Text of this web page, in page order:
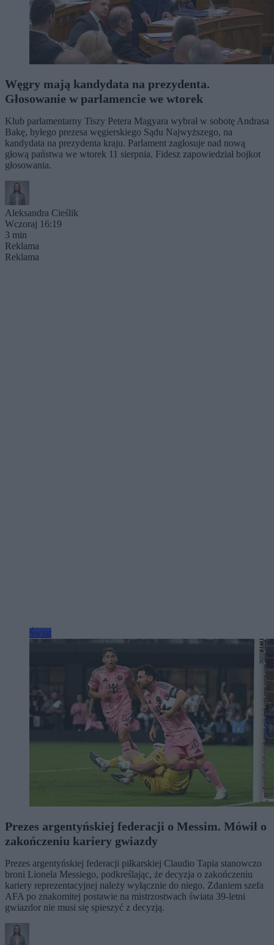
Węgry mają kandydata na prezydenta.
Głosowanie w parlamencie we wtorek
Klub parlamentarny Tiszy Petera Magyara wybrał w sobotę Andrasa
Bakę, byłego prezesa węgierskiego Sądu Najwyższego, na
kandydata na prezydenta kraju. Parlament zagłosuje nad nową
głową państwa we wtorek 11 sierpnia. Fidesz zapowiedział bojkot
głosowania.
Aleksandra Cieślik
Wczoraj 16:19
3 min
Reklama
Reklama
Prezes argentyńskiej federacji o Messim. Mówił o
zakończeniu kariery gwiazdy
Prezes argentyńskiej federacji piłkarskiej Claudio Tapia stanowczo
broni Lionela Messiego, podkreślając, że decyzja o zakończeniu
kariery reprezentacyjnej należy wyłącznie do niego. Zdaniem szefa
AFA po znakomitej postawie na mistrzostwach świata 39-letni
gwiazdor nie musi się spieszyć z decyzją.